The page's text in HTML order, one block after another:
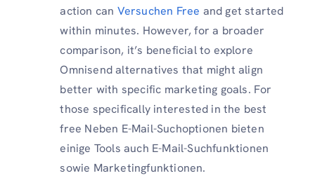
action can Versuchen Free and get started
within minutes. However, for a broader
comparison, it’s beneficial to explore
Omnisend alternatives that might align
better with specific marketing goals. For
those specifically interested in the best
free Neben E-Mail-Suchoptionen bieten
einige Tools auch E-Mail-Suchfunktionen
sowie Marketingfunktionen.